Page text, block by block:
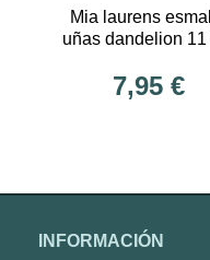
Mia laurens
uñas dandelion 11
7,95 €
INFORMACIÓN